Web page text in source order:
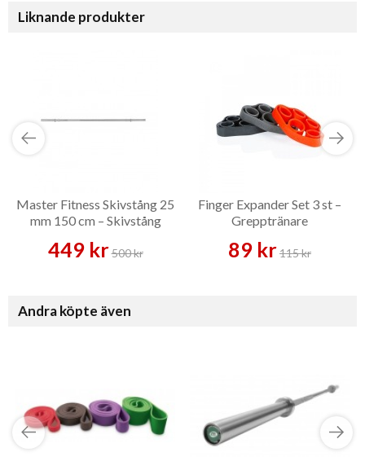
Liknande produkter
Master Fitness Skivstång 25
mm 150 cm – Skivstång
449 kr500 kr
Finger Expander Set 3 st –
Grepptränare
89 kr115 kr
Andra köpte även